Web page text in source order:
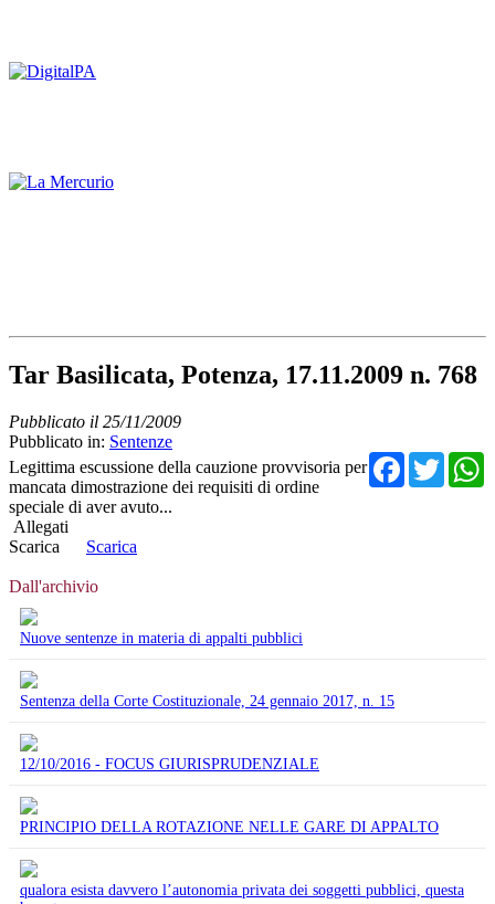
Tar Basilicata, Potenza, 17.11.2009 n. 768
Pubblicato il 25/11/2009
Pubblicato in: Sentenze
Legittima escussione della cauzione provvisoria per
mancata dimostrazione dei requisiti di ordine
speciale di aver avuto...
Allegati
Scarica
Scarica
Dall'archivio
Nuove sentenze in materia di appalti pubblici
Sentenza della Corte Costituzionale, 24 gennaio 2017, n. 15
12/10/2016 - FOCUS GIURISPRUDENZIALE
PRINCIPIO DELLA ROTAZIONE NELLE GARE DI APPALTO
qualora esista davvero l’autonomia privata dei soggetti pubblici, questa